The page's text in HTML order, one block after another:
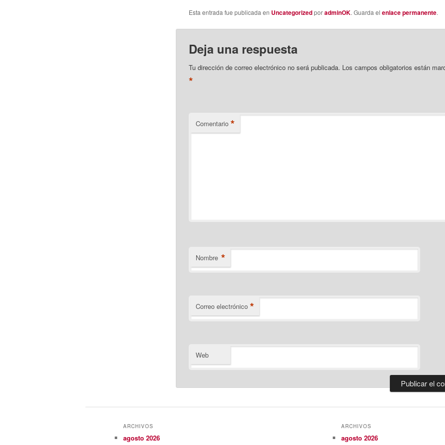
Esta entrada fue publicada en UncategorizedporadminOK. Guarda el enlace permanente.
Deja una respuesta
Tu dirección de correo electrónico no será publicada. Los campos obligatorios están
*
Comentario *
Nombre *
Correo electrónico *
Web
ARCHIVOS
agosto 2026
ARCHIVOS
agosto 2026